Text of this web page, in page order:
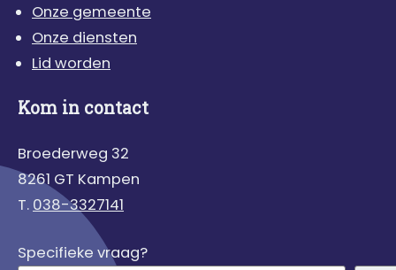
Onze gemeente
Onze diensten
Lid worden
Kom in contact
Broederweg 32
8261 GT Kampen
T. 038-3327141
Specifieke vraag?